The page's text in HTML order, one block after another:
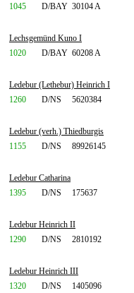
1045
D/BAY 30104 A
Lechsgemünd Kuno I
1020
D/BAY 60208 A
Ledebur (Lethebur) Heinrich I
1260
D/NS 5620384
Ledebur (verh.) Thiedburgis
1155
D/NS 89926145
Ledebur Catharina
1395
D/NS 175637
Ledebur Heinrich II
1290
D/NS 2810192
Ledebur Heinrich III
1320
D/NS 1405096